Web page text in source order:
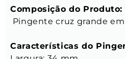
Composição do Produto:
Pingente cruz grande
Características do